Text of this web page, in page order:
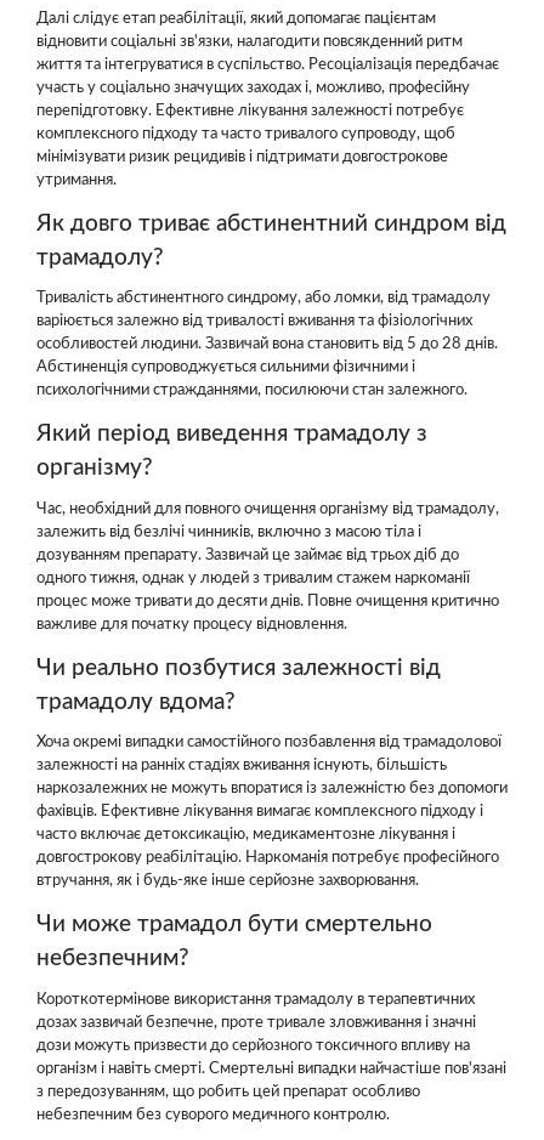
Далі слідує етап реабілітації, який допомагає пацієнтам
відновити соціальні зв'язки, налагодити повсякденний ритм
життя та інтегруватися в суспільство. Ресоціалізація передбачає
участь у соціально значущих заходах і, можливо, професійну
перепідготовку. Ефективне лікування залежності потребує
комплексного підходу та часто тривалого супроводу, щоб
мінімізувати ризик рецидивів і підтримати довгострокове
утримання.
Як довго триває абстинентний синдром від
трамадолу?
Тривалість абстинентного синдрому, або ломки, від трамадолу
варіюється залежно від тривалості вживання та фізіологічних
особливостей людини. Зазвичай вона становить від 5 до 28 днів.
Абстиненція супроводжується сильними фізичними і
психологічними стражданнями, посилюючи стан залежного.
Який період виведення трамадолу з
організму?
Час, необхідний для повного очищення організму від трамадолу,
залежить від безлічі чинників, включно з масою тіла і
дозуванням препарату. Зазвичай це займає від трьох діб до
одного тижня, однак у людей з тривалим стажем наркоманії
процес може тривати до десяти днів. Повне очищення критично
важливе для початку процесу відновлення.
Чи реально позбутися залежності від
трамадолу вдома?
Хоча окремі випадки самостійного позбавлення від трамадолової
залежності на ранніх стадіях вживання існують, більшість
наркозалежних не можуть впоратися із залежністю без допомоги
фахівців. Ефективне лікування вимагає комплексного підходу і
часто включає детоксикацію, медикаментозне лікування і
довгострокову реабілітацію. Наркоманія потребує професійного
втручання, як і будь-яке інше серйозне захворювання.
Чи може трамадол бути смертельно
небезпечним?
Короткотермінове використання трамадолу в терапевтичних
дозах зазвичай безпечне, проте тривале зловживання і значні
дози можуть призвести до серйозного токсичного впливу на
організм і навіть смерті. Смертельні випадки найчастіше пов'язані
з передозуванням, що робить цей препарат особливо
небезпечним без суворого медичного контролю.